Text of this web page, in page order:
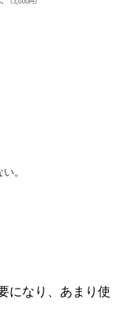
。
になり、あまり使